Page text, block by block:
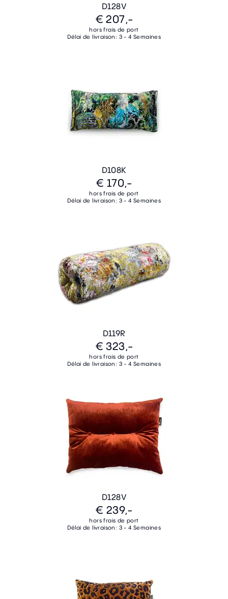
D128V
€ 207,-
hors frais de port
Délai de livraison: 3 - 4 Semaines
D108K
€ 170,-
hors frais de port
Délai de livraison: 3 - 4 Semaines
D119R
€ 323,-
hors frais de port
Délai de livraison: 3 - 4 Semaines
D128V
€ 239,-
hors frais de port
Délai de livraison: 3 - 4 Semaines